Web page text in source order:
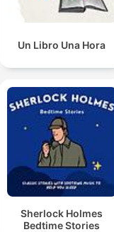
Un Libro Una Hora
Sherlock Holmes
Bedtime Stories